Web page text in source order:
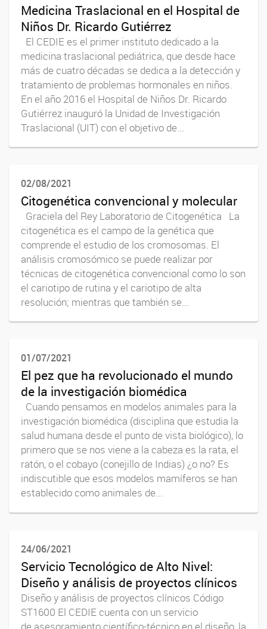
Medicina Traslacional en el Hospital de
Niños Dr. Ricardo Gutiérrez
El CEDIE es el primer instituto dedicado a la
medicina traslacional pediátrica, que desde hace
más de cuatro décadas se dedica a la detección y
tratamiento de problemas hormonales en niños.
En el año 2016 el Hospital de Niños Dr. Ricardo
Gutiérrez inauguró la Unidad de Investigación
Traslacional (UIT) con el objetivo de...
02/08/2021
Citogenética convencional y molecular
Graciela del Rey Laboratorio de Citogenética La
citogenética es el campo de la genética que
comprende el estudio de los cromosomas. El
análisis cromosómico se puede realizar por
técnicas de citogenética convencional como lo son
el cariotipo de rutina y el cariotipo de alta
resolución; mientras que también se...
01/07/2021
El pez que ha revolucionado el mundo
de la investigación biomédica
Cuando pensamos en modelos animales para la
investigación biomédica (disciplina que estudia la
salud humana desde el punto de vista biológico), lo
primero que se nos viene a la cabeza es la rata, el
ratón, o el cobayo (conejillo de Indias) ¿o no? Es
indiscutible que esos modelos mamíferos se han
establecido como animales de...
24/06/2021
Servicio Tecnológico de Alto Nivel:
Diseño y análisis de proyectos clínicos
Diseño y análisis de proyectos clínicos Código
ST1600 El CEDIE cuenta con un servicio